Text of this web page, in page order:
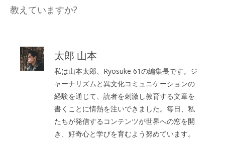
教えていますか?
太郎 山本
私は山本太郎、Ryosuke 61の編集長です。ジ
ャーナリズムと異文化コミュニケーションの
経験を通じて、読者を刺激し教育する文章を
書くことに情熱を注いできました。毎日、私
たちが発信するコンテンツが世界への窓を開
き、好奇心と学びを育むよう努めています。